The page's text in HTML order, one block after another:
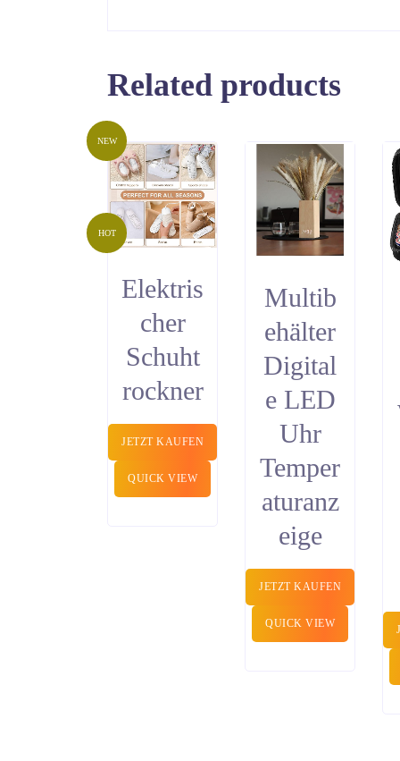
Related products
NEW
HOT
Elektris
cher
Schuht
rockner
JETZT KAUFEN
QUICK VIEW
Multib
ehälter
Digital
e LED
Uhr
Temper
aturanz
eige
JETZT KAUFEN
QUICK VIEW